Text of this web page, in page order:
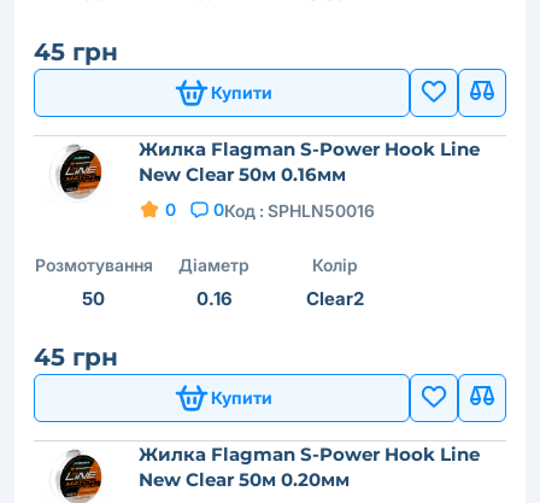
45 грн
Купити
Жилка Flagman S-Power Hook Line
New Clear 50м 0.16мм
0 0Код : SPHLN50016
Розмотування
50
Діаметр
0.16
Колір
Clear2
45 грн
Купити
Жилка Flagman S-Power Hook Line
New Clear 50м 0.20мм